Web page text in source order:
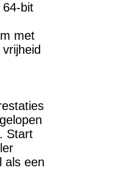
64-bit
met
Start
als een